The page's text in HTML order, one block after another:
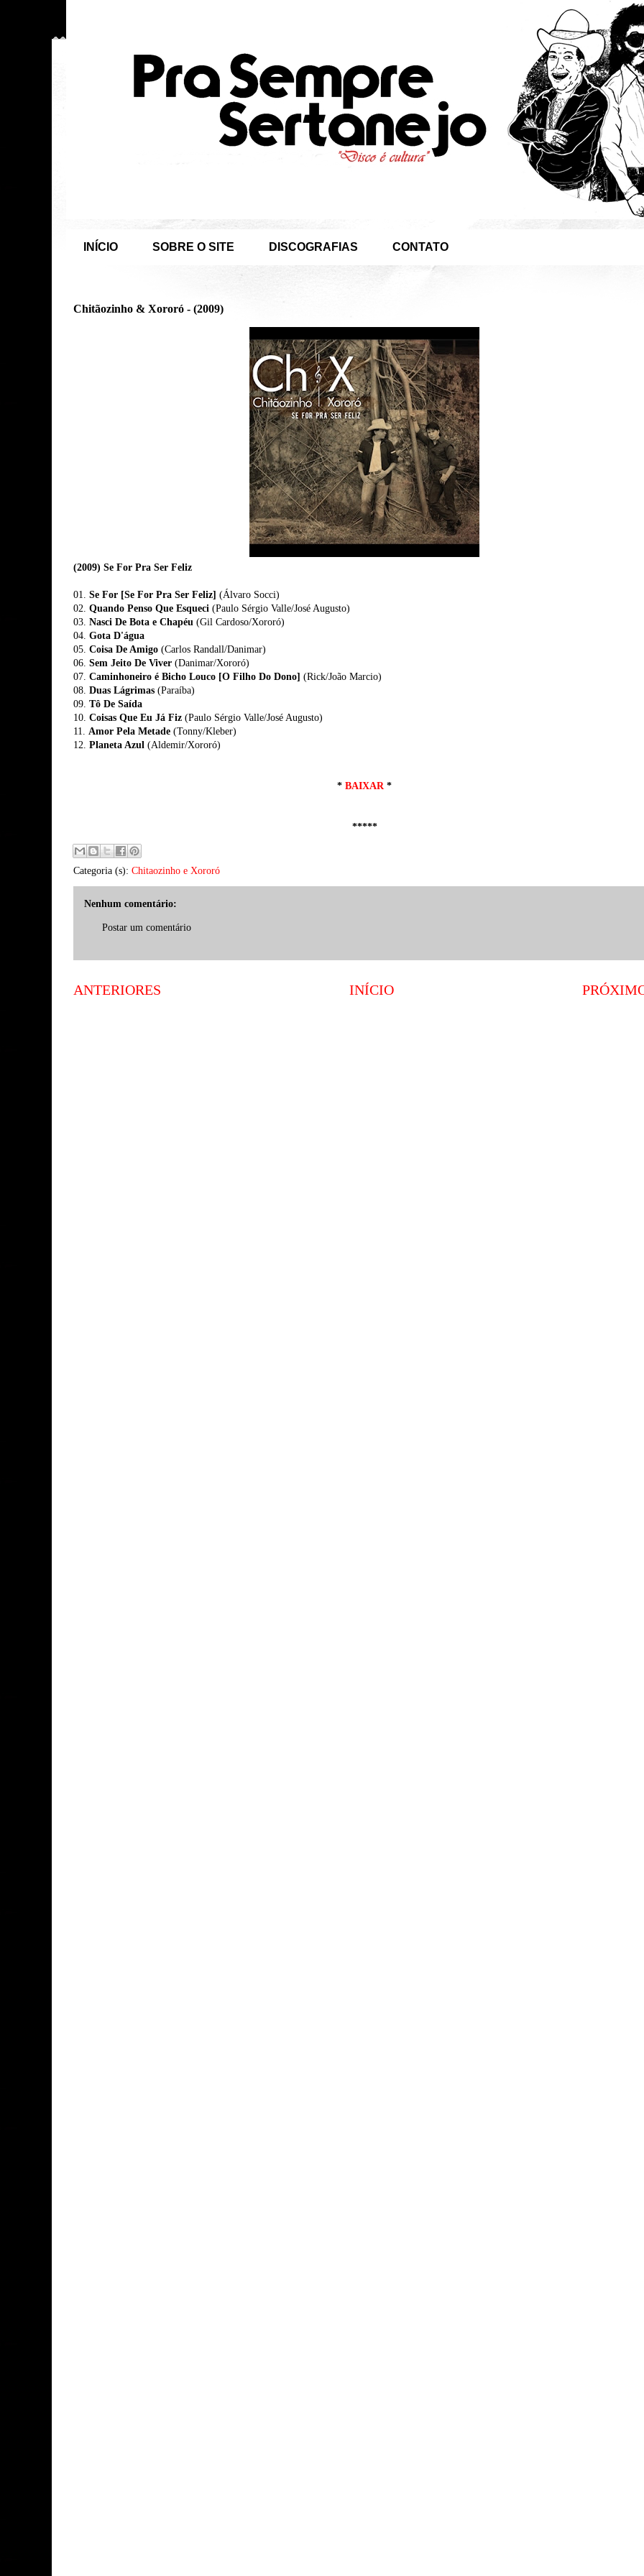
INÍCIO SOBRE O SITE DISCOGRAFIAS CONTATO
Chitãozinho & Xororó - (2009)
(2009) Se For Pra Ser Feliz
01. Se For [Se For Pra Ser Feliz] (Álvaro Socci)
02. Quando Penso Que Esqueci (Paulo Sérgio Valle/José Augusto)
03. Nasci De Bota e Chapéu (Gil Cardoso/Xororó)
04. Gota D'água
05. Coisa De Amigo (Carlos Randall/Danimar)
06. Sem Jeito De Viver (Danimar/Xororó)
07. Caminhoneiro é Bicho Louco [O Filho Do Dono] (Rick/João Marcio)
08. Duas Lágrimas (Paraíba)
09. Tô De Saída
10. Coisas Que Eu Já Fiz (Paulo Sérgio Valle/José Augusto)
11. Amor Pela Metade (Tonny/Kleber)
12. Planeta Azul (Aldemir/Xororó)
* BAIXAR*
*****
Categoria (s): Chitaozinho e Xororó
Nenhum comentário:
Postar um comentário
ANTERIORES INÍCIO